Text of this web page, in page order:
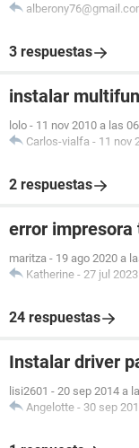
3 respuestas
instalar
lolo - 11 nov 2010 a las
Carlos-vialfa - 11 nov
2 respuestas
error
maritza - 19 ago 2020 a
Katherine - 27 jul
24 respuestas
Instalar driver
lisi2601 - 20 sep 2014 a
Angelotte - 30 sep